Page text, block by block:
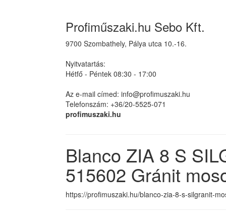
Profiműszaki.hu Sebo Kft.
9700 Szombathely, Pálya utca 10.-16.
Nyitvatartás:
Hétfő - Péntek 08:30 - 17:00
Az e-mail címed: info@profimuszaki.hu
Telefonszám: +36/20-5525-071
profimuszaki.hu
Blanco ZIA 8 S
515602 Gránit
https://profimuszaki.hu/blanco-zia-8-s-silgranit-